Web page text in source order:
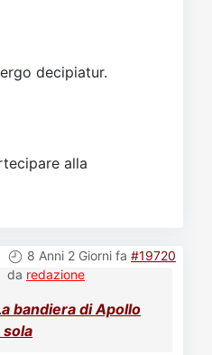
decipiatur.
alla
8 Anni 2 Giorni fa #19720
da redazione
bandiera di Apollo
sola